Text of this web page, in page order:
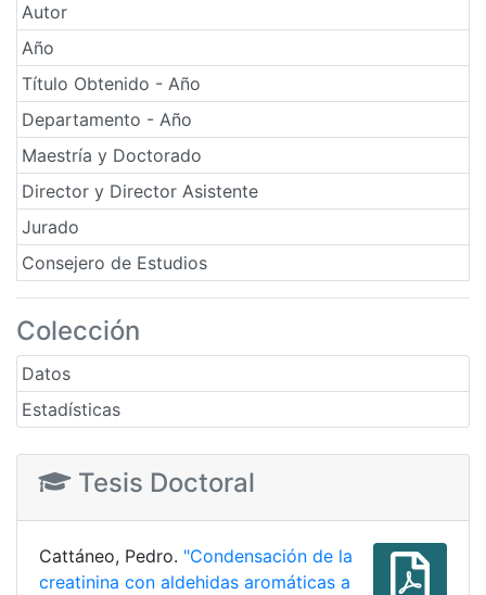
Autor
Año
Título Obtenido - Año
Departamento - Año
Maestría y Doctorado
Director y Director Asistente
Jurado
Consejero de Estudios
Colección
Datos
Estadísticas
Tesis Doctoral
Cattáneo, Pedro. "Condensación de la
creatinina con aldehidas aromáticas a